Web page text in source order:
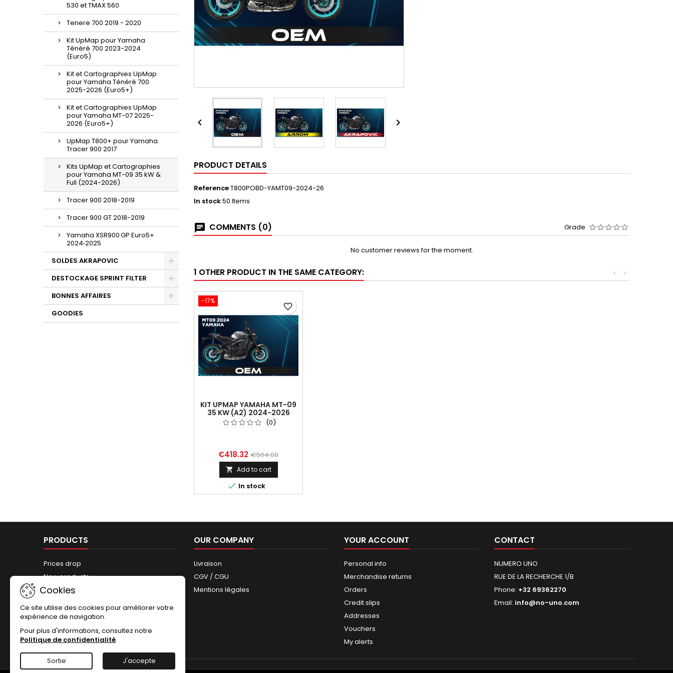
530 et TMAX 560
Tenere 700 2019 - 2020
Kit UpMap pour Yamaha
Ténéré 700 2023-2024
(Euro5)
Kit et Cartographies UpMap
pour Yamaha Ténéré 700
2025-2026 (Euro5+)
Kit et Cartographies UpMap
pour Yamaha MT-07 2025-
2026 (Euro5+)
UpMap T800+ pour Yamaha
Tracer 900 2017
Kits UpMap et Cartographies
pour Yamaha MT-09 35 kW &
Full (2024-2026)
Tracer 900 2018-2019
Tracer 900 GT 2018-2019
Yamaha XSR900 GP Euro5+
2024‑2025
SOLDES AKRAPOVIC
DESTOCKAGE SPRINT FILTER
BONNES AFFAIRES
GOODIES
 
PRODUCT DETAILS
ReferenceT800POBD-YAMT09-2024-26
In stock50 Items
COMMENTS (0) Grade
No customer reviews for the moment.
1 OTHER PRODUCT IN THE SAME CATEGORY: >
<
-17%
KIT UPMAP YAMAHA MT-09
35 KW (A2) 2024-2026
(0)
€418.32 €504.00
 Add to cart
 In stock
favorite_border
PRODUCTS
Prices drop
New products
Best sales
OUR COMPANY
Livraison
CGV / CGU
Mentions légales
YOUR ACCOUNT
Personal info
Merchandise returns
Orders
Credit slips
Addresses
Vouchers
My alerts
CONTACT
NUMERO UNO
RUE DE LA RECHERCHE 1/B
Phone: +32 69362270
Email: info@no-uno.com
Cookies
Ce site utilise des cookies pour améliorer votre
expérience de navigation.
Pour plus d'informations, consultez notre
Politique de confidentialité.
Sortie J'accepte